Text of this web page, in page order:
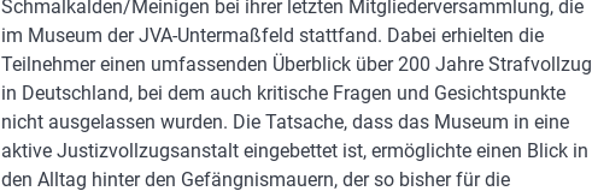
Schmalkalden/Meinigen bei ihrer letzten Mitgliederversammlung, die
im Museum der JVA-Untermaßfeld stattfand. Dabei erhielten die
Teilnehmer einen umfassenden Überblick über 200 Jahre Strafvollzug
in Deutschland, bei dem auch kritische Fragen und Gesichtspunkte
nicht ausgelassen wurden. Die Tatsache, dass das Museum in eine
aktive Justizvollzugsanstalt eingebettet ist, ermöglichte einen Blick in
den Alltag hinter den Gefängnismauern, der so bisher für die